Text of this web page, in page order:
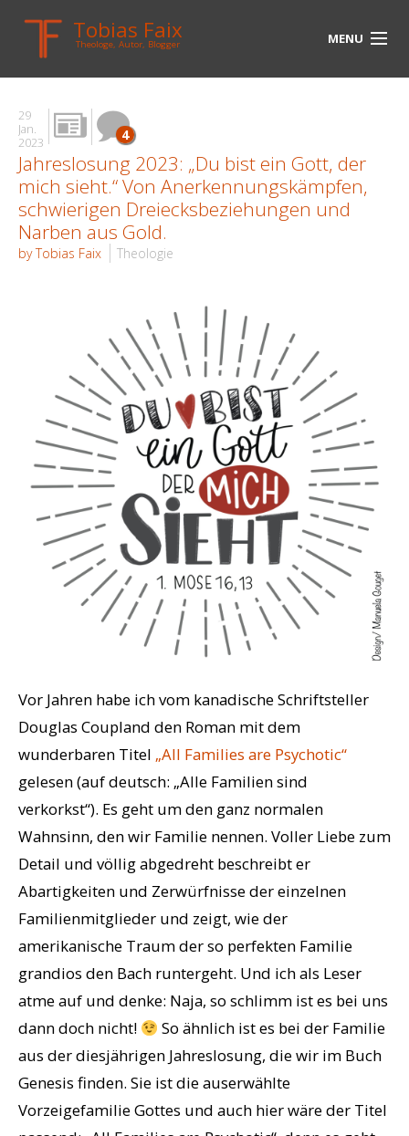
Tobias Faix
Theologe, Autor, Blogger MENU
HOME
BLOG
BIOGRAPHIE
BÜCHER
UNTERWEGS
29
Jan.
2023
4
Jahreslosung 2023: „Du bist ein Gott, der
mich sieht.“ Von Anerkennungskämpfen,
schwierigen Dreiecksbeziehungen und
Narben aus Gold.
by Tobias Faix Theologie
Vor Jahren habe ich vom kanadische Schriftsteller
Douglas Coupland den Roman mit dem
wunderbaren Titel „All Families are Psychotic“
gelesen (auf deutsch: „Alle Familien sind
verkorkst“). Es geht um den ganz normalen
Wahnsinn, den wir Familie nennen. Voller Liebe zum
Detail und völlig abgedreht beschreibt er
Abartigkeiten und Zerwürfnisse der einzelnen
Familienmitglieder und zeigt, wie der
amerikanische Traum der so perfekten Familie
grandios den Bach runtergeht. Und ich als Leser
atme auf und denke: Naja, so schlimm ist es bei uns
dann doch nicht!
So ähnlich ist es bei der Familie
aus der diesjährigen Jahreslosung, die wir im Buch
Genesis finden. Sie ist die auserwählte
Vorzeigefamilie Gottes und auch hier wäre der Titel